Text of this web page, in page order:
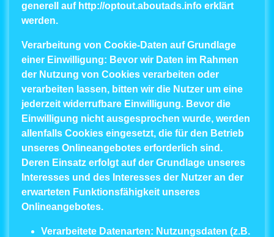
generell auf http://optout.aboutads.info erklärt
werden.
Verarbeitung von Cookie-Daten auf Grundlage
einer Einwilligung: Bevor wir Daten im Rahmen
der Nutzung von Cookies verarbeiten oder
verarbeiten lassen, bitten wir die Nutzer um eine
jederzeit widerrufbare Einwilligung. Bevor die
Einwilligung nicht ausgesprochen wurde, werden
allenfalls Cookies eingesetzt, die für den Betrieb
unseres Onlineangebotes erforderlich sind.
Deren Einsatz erfolgt auf der Grundlage unseres
Interesses und des Interesses der Nutzer an der
erwarteten Funktionsfähigkeit unseres
Onlineangebotes.
Verarbeitete Datenarten: Nutzungsdaten (z.B.